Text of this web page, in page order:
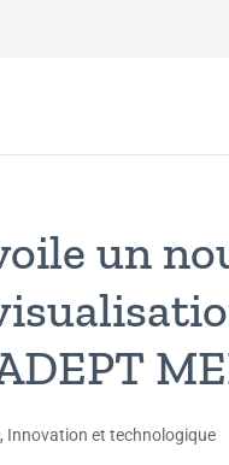
un
, Innovation et technologique